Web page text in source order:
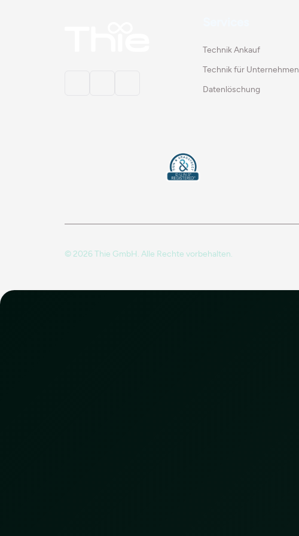
Technik Ankauf
Technik für Unternehmen
Datenlöschung
© 2026 Thie GmbH. Alle Rechte vorbehalten.